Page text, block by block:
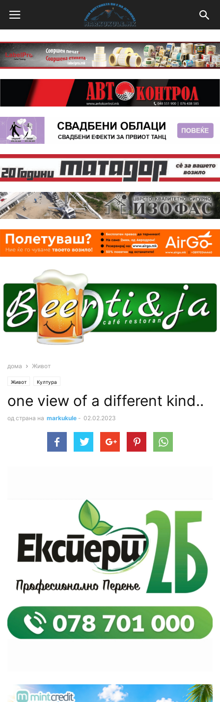
дома Живот
Живот Култура
one view of a different kind..
од страна на markukule - 02.02.2023